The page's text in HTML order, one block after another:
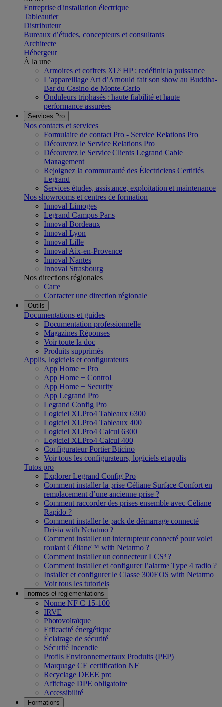
Entreprise d'installation électrique
Tableautier
Distributeur
Bureaux d’études, concepteurs et consultants
Architecte
Hébergeur
À la une
Armoires et coffrets XL³ HP : redéfinir la puissance
L’appareillage Art d’Arnould fait son show au Buddha-
Bar du Casino de Monte-Carlo
Onduleurs triphasés : haute fiabilité et haute
performance assurées
Services Pro
Nos contacts et services
Formulaire de contact Pro - Service Relations Pro
Découvrez le Service Relations Pro
Découvrez le Service Clients Legrand Cable
Management
Rejoignez la communauté des Électriciens Certifiés
Legrand
Services études, assistance, exploitation et maintenance
Nos showrooms et centres de formation
Innoval Limoges
Legrand Campus Paris
Innoval Bordeaux
Innoval Lyon
Innoval Lille
Innoval Aix-en-Provence
Innoval Nantes
Innoval Strasbourg
Nos directions régionales
Carte
Contacter une direction régionale
Outils
Documentations et guides
Documentation professionnelle
Magazines Réponses
Voir toute la doc
Produits supprimés
Applis, logiciels et configurateurs
App Home + Pro
App Home + Control
App Home + Security
App Legrand Pro
Legrand Config Pro
Logiciel XLPro4 Tableaux 6300
Logiciel XLPro4 Tableaux 400
Logiciel XLPro4 Calcul 6300
Logiciel XLPro4 Calcul 400
Configurateur Portier Bticino
Voir tous les configurateurs, logiciels et applis
Tutos pro
Explorer Legrand Config Pro
Comment installer la prise Céliane Surface Confort en
remplacement d’une ancienne prise ?
Comment raccorder des prises ensemble avec Céliane
Rapido ?
Comment installer le pack de démarrage connecté
Drivia with Netatmo ?
Comment installer un interrupteur connecté pour volet
roulant Céliane™ with Netatmo ?
Comment installer un connecteur LCS³ ?
Comment installer et configurer l’alarme Type 4 radio ?
Installer et configurer le Classe 300EOS with Netatmo
Voir tous les tutoriels
normes et réglementations
Norme NF C 15-100
IRVE
Photovoltaïque
Efficacité énergétique
Éclairage de sécurité
Sécurité Incendie
Profils Environnementaux Produits (PEP)
Marquage CE certification NF
Recyclage DEEE pro
Affichage DPE obligatoire
Accessibilité
Formations